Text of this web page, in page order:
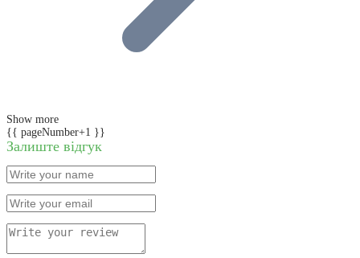
Show more
{{ pageNumber+1 }}
Залиште відгук